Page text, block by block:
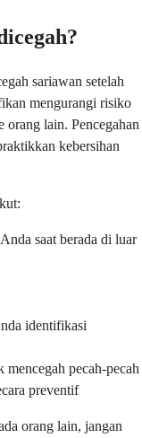
sariawan setelah
mengurangi risiko
orang lain. Pencegahan
kebersihan
saat berada di luar
identifikasi
pecah-pecah
preventif
orang lain, jangan